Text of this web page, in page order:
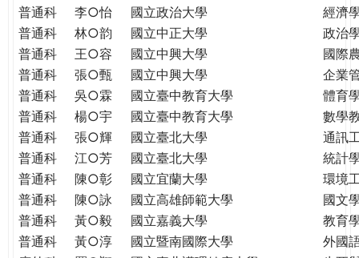
民。
WAGOR
TODAY
THE
普通科
李○怡 國立政治大學
經濟
普通科
林○韵 國立中正大學
政治
普通科
王○容 國立中興大學
國際
普通科
張○甄 國立中興大學
企業
普通科
吳○霖 國立臺中教育大學
體育
普通科
楊○宇 國立臺中教育大學
數學
普通科
張○輝 國立臺北大學
通訊
普通科
江○芳 國立臺北大學
統計
普通科
陳○彰 國立宜蘭大學
環境
普通科
陳○詠 國立高雄師範大學
國文
普通科
黃○毅 國立嘉義大學
教育
普通科
黃○淳 國立暨南國際大學
外國